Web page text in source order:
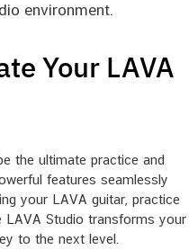
environment.
Your LAVA
the ultimate practice and
features seamlessly
your LAVA guitar, practice
LAVA Studio transforms your
to the next level.